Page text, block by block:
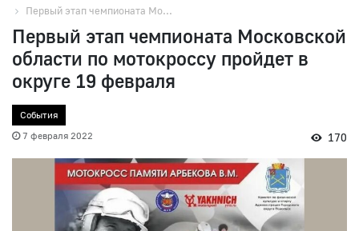
Первый этап чемпионата Мо...
Первый этап чемпионата Московской
области по мотокроссу пройдет в
округе 19 февраля
События
7 февраля 2022
170